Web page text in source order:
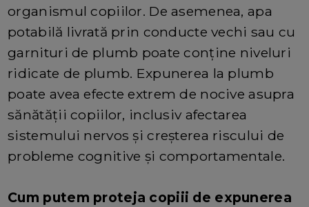
organismul copiilor. De asemenea, apa
potabilă livrată prin conducte vechi sau cu
garnituri de plumb poate conține niveluri
ridicate de plumb. Expunerea la plumb
poate avea efecte extrem de nocive asupra
sănătății copiilor, inclusiv afectarea
sistemului nervos și creșterea riscului de
probleme cognitive și comportamentale.
Cum putem proteja copiii de expunerea